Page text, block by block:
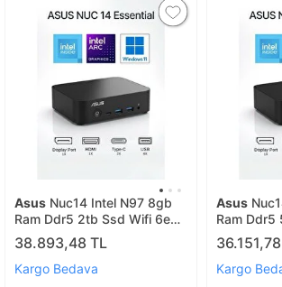
Asus Nuc14 Intel N97 8gb
Ram Ddr5 2tb Ssd Wifi 6e
2.5g Lan Vesa Win11pro Mini
Pc Nuc14mnk97 A12
38.893,48 TL
Kargo Bedava
Asus
Ram Ddr5
6e 2.5g
Mini Pc
Kargo